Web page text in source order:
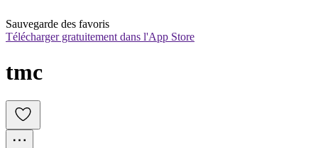
Sauvegarde des favoris
Télécharger gratuitement dans l'App Store
tmc